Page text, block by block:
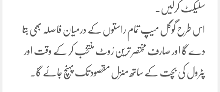
سلیکٹ کرلیں۔
اس طرح گوگل میپ تمام راستوں کے درمیان فاصلہ بھی بتا
دے گا اور صارف مختصر ترین رُوٹ منتخب کر کے وقت اور
پٹرول کی بچت کے ساتھ منزل مقصود تک پہنچ جائے گا۔